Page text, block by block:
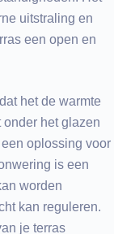
uitstraling en
een open en
het de warmte
het glazen
oplossing voor
is een
worden
kan reguleren.
je terras